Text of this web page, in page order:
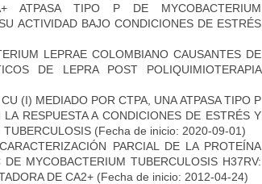
ATPASA TIPO P DE MYCOBACTERIUM
ACTIVIDAD BAJO CONDICIONES DE ESTRÉS
LEPRAE COLOMBIANO CAUSANTES DE
DE LEPRA POST POLIQUIMIOTERAPIA
(I) MEDIADO POR CTPA, UNA ATPASA TIPO P
RESPUESTA A CONDICIONES DE ESTRÉS Y
TUBERCULOSIS (Fecha de inicio: 2020-09-01)
PARCIAL DE LA PROTEÍNA
MYCOBACTERIUM TUBERCULOSIS H37RV:
DE CA2+ (Fecha de inicio: 2012-04-24)